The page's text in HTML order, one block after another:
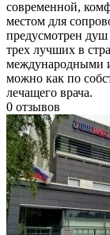
современной,
местом для
предусмотрен
трех лучших в
международными
можно как по
лечащего врача.
0 отзывов